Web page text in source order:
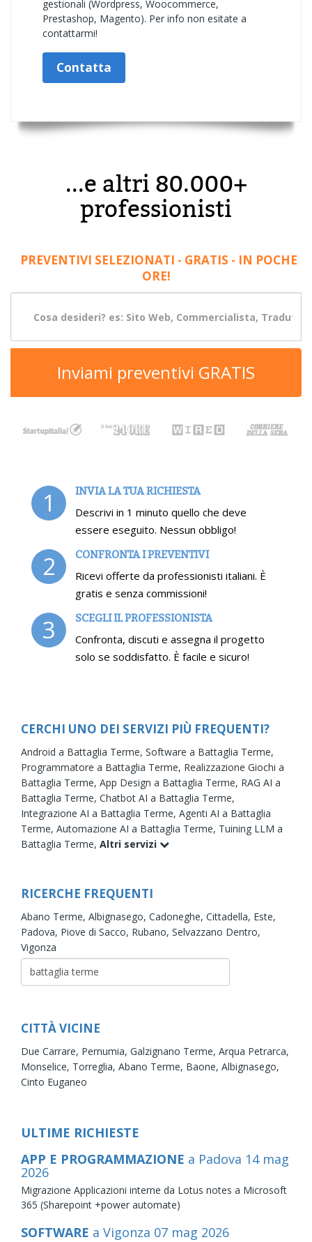
gestionali (Wordpress, Woocommerce,
Prestashop, Magento). Per info non esitate a
contattarmi!
Contatta
...e altri 80.000+
professionisti
PREVENTIVI SELEZIONATI - GRATIS - IN POCHE
ORE!
Inviami preventivi GRATIS
1 INVIA LA TUA RICHIESTA
Descrivi in 1 minuto quello che deve
essere eseguito. Nessun obbligo!
2 CONFRONTA I PREVENTIVI
Ricevi offerte da professionisti italiani. È
gratis e senza commissioni!
3 SCEGLI IL PROFESSIONISTA
Confronta, discuti e assegna il progetto
solo se soddisfatto. È facile e sicuro!
CERCHI UNO DEI SERVIZI PIÙ FREQUENTI?
Android a Battaglia Terme, Software a Battaglia Terme,
Programmatore a Battaglia Terme, Realizzazione Giochi a
Battaglia Terme, App Design a Battaglia Terme, RAG AI a
Battaglia Terme, Chatbot AI a Battaglia Terme,
Integrazione AI a Battaglia Terme, Agenti AI a Battaglia
Terme, Automazione AI a Battaglia Terme, Tuining LLM a
Battaglia Terme, Altri servizi
RICERCHE FREQUENTI
Abano Terme, Albignasego, Cadoneghe, Cittadella, Este,
Padova, Piove di Sacco, Rubano, Selvazzano Dentro,
Vigonza
CITTÀ VICINE
Due Carrare, Pernumia, Galzignano Terme, Arqua Petrarca,
Monselice, Torreglia, Abano Terme, Baone, Albignasego,
Cinto Euganeo
ULTIME RICHIESTE
APP E PROGRAMMAZIONE a Padova 14 mag
2026
Migrazione Applicazioni interne da Lotus notes a Microsoft
365 (Sharepoint +power automate)
SOFTWARE a Vigonza 07 mag 2026